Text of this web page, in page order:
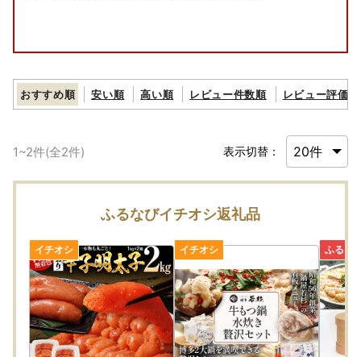
誠に勝手ながら、以下の期間、お問い合わせへの返信・返礼
ご不便をおかけしますが、何卒ご了承くださいませ。
8月13日（木）～8月16日（日）
---------------------
事務所移転に伴う休業日
8月24日（月）・8月25日（火）
※寄附申込は上記期間も受け付けております。
◆お問い合わせは窓口対応日に順次ご返信いたします。
◆事務所移転に伴う休業日（8月24日・25日）にお急ぎのご
用件がございましたら、志免町役場（TEL：092-935-185
おすすめ順 安い順 高い順 レビュー件数順 レビュー評価順
1~2件(全2件) 表示切替：
ふるなびイチオシ返礼品